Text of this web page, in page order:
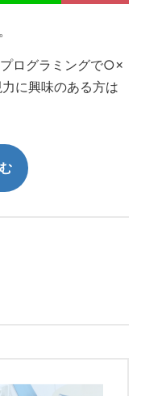
ログラミングで○×
に興味のある方は